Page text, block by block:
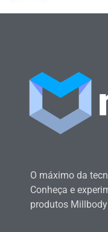
O máximo da
Conheça e
produtos